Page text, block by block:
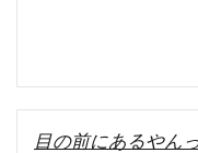
目の前にあるやん